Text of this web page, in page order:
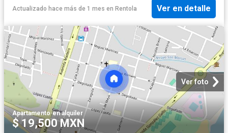
Actualizado hace más de 1 mes en Rentola Ver en detalle
Ver foto
Apartamento·en alquiler
$ 19,500 MXN